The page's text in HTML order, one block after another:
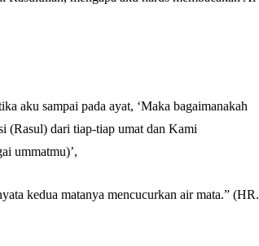
aku sampai pada ayat, ‘Maka bagaimanakah
(Rasul) dari tiap-tiap umat dan Kami
ummatmu)’,
kedua matanya mencucurkan air mata.” (HR.